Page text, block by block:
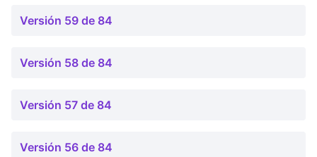
Versión 59 de 84
Versión 58 de 84
Versión 57 de 84
Versión 56 de 84